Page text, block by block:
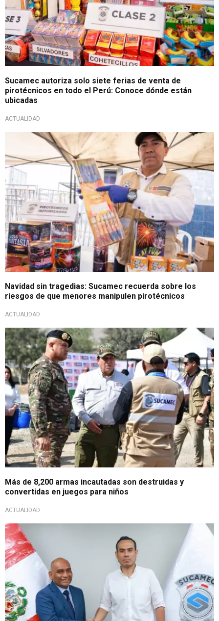
Sucamec autoriza solo siete ferias de venta de
pirotécnicos en todo el Perú: Conoce dónde están
ubicadas
ACTUALIDAD
A padres de familia
Navidad sin tragedias: Sucamec recuerda sobre los
riesgos de que menores manipulen pirotécnicos
ACTUALIDAD
Golpe contra la criminalidad
Más de 8,200 armas incautadas son destruidas y
convertidas en juegos para niños
ACTUALIDAD
Mal uso de armas